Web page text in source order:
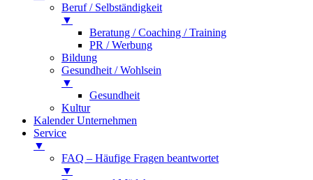
Beruf / Selbständigkeit
▼
Beratung / Coaching / Training
PR / Werbung
Bildung
Gesundheit / Wohlsein
▼
Gesundheit
Kultur
Kalender Unternehmen
Service
▼
FAQ – Häufige Fragen beantwortet
▼